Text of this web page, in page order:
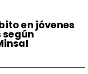
en jóvenes
según